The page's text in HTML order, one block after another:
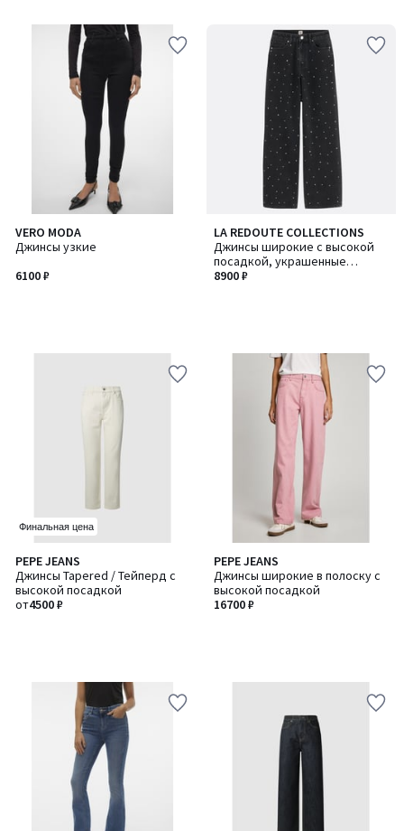
VERO MODA
Джинсы узкие
6100 ₽
LA REDOUTE COLLECTIONS
Джинсы широкие с высокой
посадкой, украшенные
стразами
8900 ₽
Финальная цена
PEPE JEANS
Джинсы Tapered / Тейперд с
высокой посадкой
от4500 ₽
PEPE JEANS
Джинсы широкие в полоску с
высокой посадкой
16700 ₽